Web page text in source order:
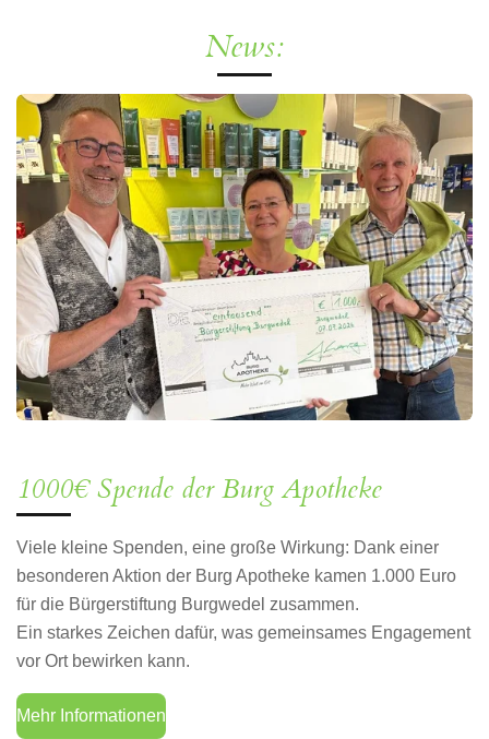
News:
1000€ Spende der Burg Apotheke
Viele kleine Spenden, eine große Wirkung: Dank einer
besonderen Aktion der Burg Apotheke kamen 1.000 Euro
für die Bürgerstiftung Burgwedel zusammen.
Ein starkes Zeichen dafür, was gemeinsames Engagement
vor Ort bewirken kann.
Mehr Informationen